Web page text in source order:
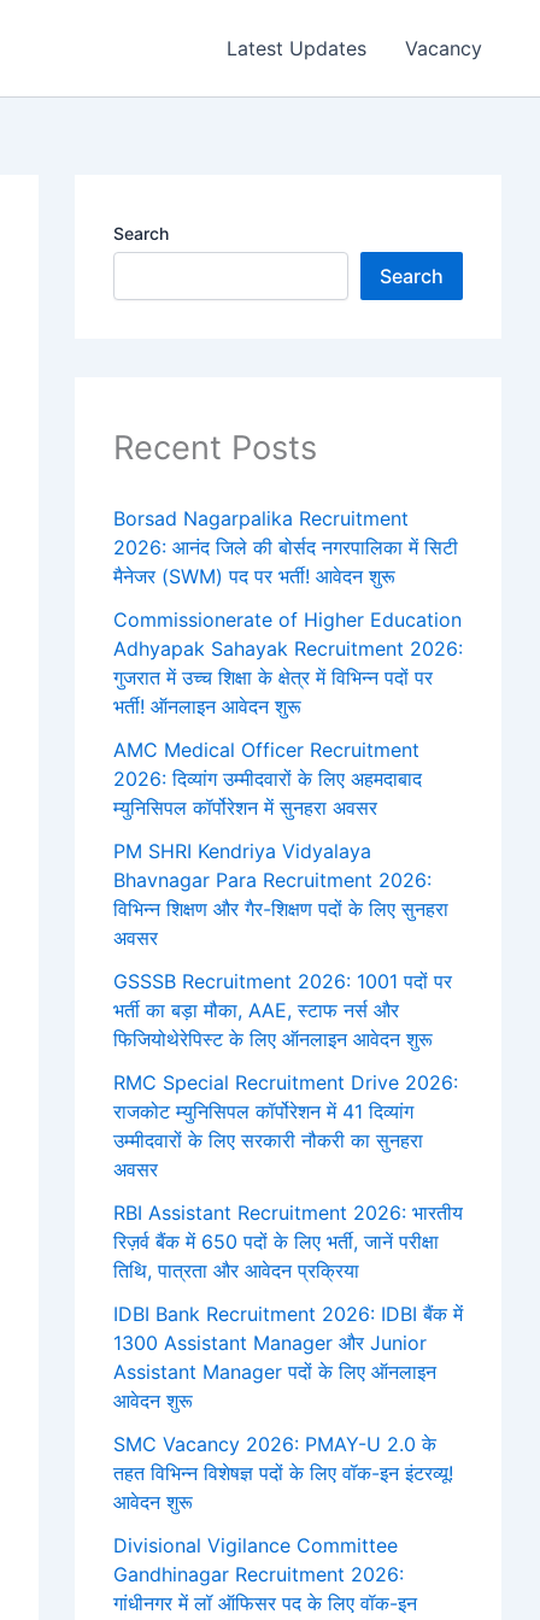
Latest Updates Vacancy
Search
Search
Recent Posts
Borsad Nagarpalika Recruitment
2026: आनंद जिले की बोर्सद नगरपालिका में सिटी
मैनेजर (SWM) पद पर भर्ती! आवेदन शुरू
Commissionerate of Higher Education
Adhyapak Sahayak Recruitment 2026:
गुजरात में उच्च शिक्षा के क्षेत्र में विभिन्न पदों पर
भर्ती! ऑनलाइन आवेदन शुरू
AMC Medical Officer Recruitment
2026: दिव्यांग उम्मीदवारों के लिए अहमदाबाद
म्युनिसिपल कॉर्पोरेशन में सुनहरा अवसर
PM SHRI Kendriya Vidyalaya
Bhavnagar Para Recruitment 2026:
विभिन्न शिक्षण और गैर-शिक्षण पदों के लिए सुनहरा
अवसर
GSSSB Recruitment 2026: 1001 पदों पर
भर्ती का बड़ा मौका, AAE, स्टाफ नर्स और
फिजियोथेरेपिस्ट के लिए ऑनलाइन आवेदन शुरू
RMC Special Recruitment Drive 2026:
राजकोट म्युनिसिपल कॉर्पोरेशन में 41 दिव्यांग
उम्मीदवारों के लिए सरकारी नौकरी का सुनहरा
अवसर
RBI Assistant Recruitment 2026: भारतीय
रिज़र्व बैंक में 650 पदों के लिए भर्ती, जानें परीक्षा
तिथि, पात्रता और आवेदन प्रक्रिया
IDBI Bank Recruitment 2026: IDBI बैंक में
1300 Assistant Manager और Junior
Assistant Manager पदों के लिए ऑनलाइन
आवेदन शुरू
SMC Vacancy 2026: PMAY-U 2.0 के
तहत विभिन्न विशेषज्ञ पदों के लिए वॉक-इन इंटरव्यू!
आवेदन शुरू
Divisional Vigilance Committee
Gandhinagar Recruitment 2026:
गांधीनगर में लॉ ऑफिसर पद के लिए वॉक-इन